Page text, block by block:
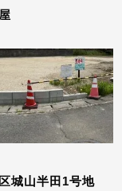
城山半田1号地